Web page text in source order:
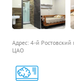
Адрес: 4-й Ростовский
ЦАО